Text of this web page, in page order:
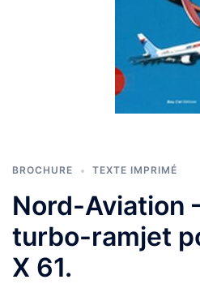
BROCHURE TEXTE IMPRIMÉ
Nord-Aviation
turbo-ramjet
X 61.